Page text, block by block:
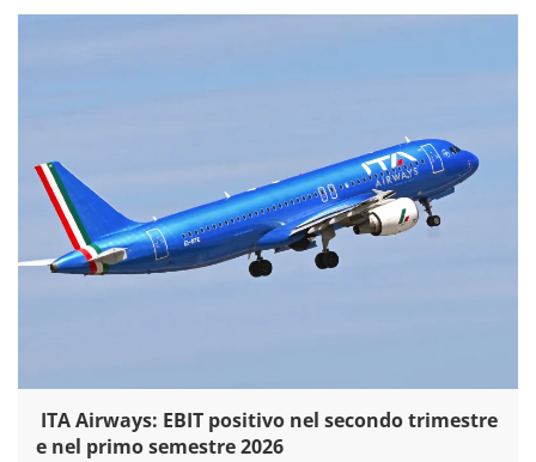
ITA Airways: EBIT positivo nel secondo trimestre
e nel primo semestre 2026